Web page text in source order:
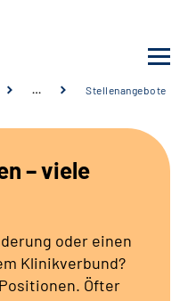
… Stellenangebote
– viele
oder einen
Klinikverbund?
Öfter